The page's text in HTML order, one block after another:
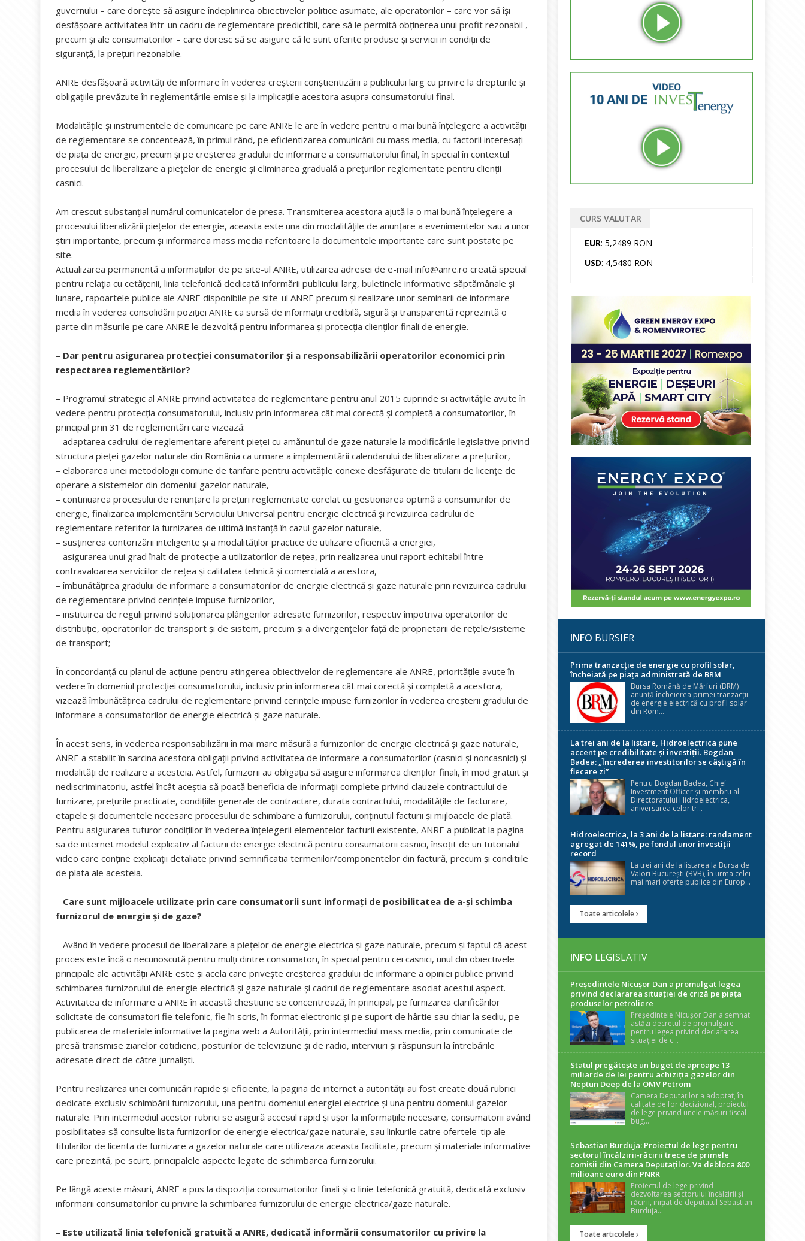
guvernului – care doreşte să asigure îndeplinirea obiectivelor politice asumate, ale operatorilor – care vor să îşi
desfăşoare activitatea într-un cadru de reglementare predictibil, care să le permită obţinerea unui profit rezonabil ,
precum și ale consumatorilor – care doresc să se asigure că le sunt oferite produse şi servicii in condiţii de
siguranţă, la preţuri rezonabile.
ANRE desfăşoară activităţi de informare în vederea creșterii conștientizării a publicului larg cu privire la drepturile și
obligațiile prevăzute în reglementările emise și la implicațiile acestora asupra consumatorului final.
Modalităţile şi instrumentele de comunicare pe care ANRE le are în vedere pentru o mai bună înţelegere a activităţii
de reglementare se concentează, în primul rând, pe eficientizarea comunicării cu mass media, cu factorii interesaţi
de piaţa de energie, precum și pe creşterea gradului de informare a consumatorului final, în special în contextul
procesului de liberalizare a piețelor de energie și eliminarea graduală a preţurilor reglementate pentru clienții
casnici.
Am crescut substanţial numărul comunicatelor de presa. Transmiterea acestora ajută la o mai bună înţelegere a
procesului liberalizării pieţelor de energie, aceasta este una din modalităţile de anunţare a evenimentelor sau a unor
ştiri importante, precum şi informarea mass media referitoare la documentele importante care sunt postate pe
site.
Actualizarea permanentă a informaţiilor de pe site-ul ANRE, utilizarea adresei de e-mail info@anre.ro creată special
pentru relaţia cu cetăţenii, linia telefonică dedicată informării publicului larg, buletinele informative săptămânale şi
lunare, rapoartele publice ale ANRE disponibile pe site-ul ANRE precum şi realizare unor seminarii de informare
media în vederea consolidării poziţiei ANRE ca sursă de informaţii credibilă, sigură şi transparentă reprezintă o
parte din măsurile pe care ANRE le dezvoltă pentru informarea şi protecţia clienţilor finali de energie.
– Dar pentru asigurarea protecţiei consumatorilor şi a responsabilizării operatorilor economici prin
respectarea reglementărilor?
– Programul strategic al ANRE privind activitatea de reglementare pentru anul 2015 cuprinde si activitățile avute în
vedere pentru protecția consumatorului, inclusiv prin informarea cât mai corectă și completă a consumatorilor, în
principal prin 31 de reglementări care vizează:
– adaptarea cadrului de reglementare aferent pieței cu amănuntul de gaze naturale la modificările legislative privind
structura pieței gazelor naturale din România ca urmare a implementării calendarului de liberalizare a prețurilor,
– elaborarea unei metodologii comune de tarifare pentru activitățile conexe desfășurate de titularii de licențe de
operare a sistemelor din domeniul gazelor naturale,
– continuarea procesului de renunțare la prețuri reglementate corelat cu gestionarea optimă a consumurilor de
energie, finalizarea implementării Serviciului Universal pentru energie electrică și revizuirea cadrului de
reglementare referitor la furnizarea de ultimă instanță în cazul gazelor naturale,
– susținerea contorizării inteligente și a modalităților practice de utilizare eficientă a energiei,
– asigurarea unui grad înalt de protecție a utilizatorilor de rețea, prin realizarea unui raport echitabil între
contravaloarea serviciilor de rețea și calitatea tehnică și comercială a acestora,
– îmbunătățirea gradului de informare a consumatorilor de energie electrică și gaze naturale prin revizuirea cadrului
de reglementare privind cerințele impuse furnizorilor,
– instituirea de reguli privind soluționarea plângerilor adresate furnizorilor, respectiv împotriva operatorilor de
distribuție, operatorilor de transport și de sistem, precum și a divergențelor față de proprietarii de rețele/sisteme
de transport;
În concordanță cu planul de acțiune pentru atingerea obiectivelor de reglementare ale ANRE, prioritățile avute în
vedere în domeniul protecției consumatorului, inclusiv prin informarea cât mai corectă și completă a acestora,
vizează îmbunătățirea cadrului de reglementare privind cerințele impuse furnizorilor în vederea creșterii gradului de
informare a consumatorilor de energie electrică și gaze naturale.
În acest sens, în vederea responsabilizării în mai mare măsură a furnizorilor de energie electrică şi gaze naturale,
ANRE a stabilit în sarcina acestora obligaţii privind activitatea de informare a consumatorilor (casnici şi noncasnici) şi
modalităţi de realizare a acesteia. Astfel, furnizorii au obligaţia să asigure informarea clienţilor finali, în mod gratuit şi
nediscriminatoriu, astfel încât aceştia să poată beneficia de informaţii complete privind clauzele contractului de
furnizare, preţurile practicate, condiţiile generale de contractare, durata contractului, modalităţile de facturare,
etapele şi documentele necesare procesului de schimbare a furnizorului, conţinutul facturii şi mijloacele de plată.
Pentru asigurarea tuturor condițiilor în vederea înțelegerii elementelor facturii existente, ANRE a publicat la pagina
sa de internet modelul explicativ al facturii de energie electrică pentru consumatorii casnici, însoțit de un tutorialul
video care conține explicații detaliate privind semnificatia termenilor/componentelor din factură, precum și conditiile
de plata ale acesteia.
– Care sunt mijloacele utilizate prin care consumatorii sunt informați de posibilitatea de a-și schimba
furnizorul de energie și de gaze?
– Având în vedere procesul de liberalizare a pieţelor de energie electrica şi gaze naturale, precum și faptul că acest
proces este încă o necunoscută pentru mulţi dintre consumatori, în special pentru cei casnici, unul din obiectivele
principale ale activității ANRE este și acela care privește creşterea gradului de informare a opiniei publice privind
schimbarea furnizorului de energie electrică și gaze naturale și cadrul de reglementare asociat acestui aspect.
Activitatea de informare a ANRE în această chestiune se concentrează, în principal, pe furnizarea clarificărilor
solicitate de consumatori fie telefonic, fie în scris, în format electronic şi pe suport de hârtie sau chiar la sediu, pe
publicarea de materiale informative la pagina web a Autorităţii, prin intermediul mass media, prin comunicate de
presă transmise ziarelor cotidiene, posturilor de televiziune şi de radio, interviuri şi răspunsuri la întrebările
adresate direct de către jurnalişti.
Pentru realizarea unei comunicări rapide și eficiente, la pagina de internet a autorității au fost create două rubrici
dedicate exclusiv schimbării furnizorului, una pentru domeniul energiei electrice și una pentru domeniul gazelor
naturale. Prin intermediul acestor rubrici se asigură accesul rapid şi uşor la informaţiile necesare, consumatorii având
posibilitatea să consulte lista furnizorilor de energie electrica/gaze naturale, sau linkurile catre ofertele-tip ale
titularilor de licenta de furnizare a gazelor naturale care utilizeaza aceasta facilitate, precum și materiale informative
care prezintă, pe scurt, principalele aspecte legate de schimbarea furnizorului.
Pe lângă aceste măsuri, ANRE a pus la dispoziţia consumatorilor finali și o linie telefonică gratuită, dedicată exclusiv
informarii consumatorilor cu privire la schimbarea furnizorului de energie electrica/gaze naturale.
– Este utilizată linia telefonică gratuită a ANRE, dedicată informării consumatorilor cu privire la
CURS VALUTAR
EUR: 5,2489 RON
USD: 4,5480 RON
INFO BURSIER
Prima tranzacție de energie cu profil solar,
încheiată pe piața administrată de BRM
Bursa Română de Mărfuri (BRM)
anunță încheierea primei tranzacții
de energie electrică cu profil solar
din Rom...
La trei ani de la listare, Hidroelectrica pune
accent pe credibilitate și investiții. Bogdan
Badea: „Încrederea investitorilor se câștigă în
fiecare zi”
Pentru Bogdan Badea, Chief
Investment Officer și membru al
Directoratului Hidroelectrica,
aniversarea celor tr...
Hidroelectrica, la 3 ani de la listare: randament
agregat de 141%, pe fondul unor investiții
record
La trei ani de la listarea la Bursa de
Valori București (BVB), în urma celei
mai mari oferte publice din Europ...
Toate articolele
INFO LEGISLATIV
Președintele Nicuşor Dan a promulgat legea
privind declararea situaţiei de criză pe piaţa
produselor petroliere
Președintele Nicușor Dan a semnat
astăzi decretul de promulgare
pentru legea privind declararea
situației de c...
Statul pregătește un buget de aproape 13
miliarde de lei pentru achiziția gazelor din
Neptun Deep de la OMV Petrom
Camera Deputaților a adoptat, în
calitate de for decizional, proiectul
de lege privind unele măsuri fiscal-
bug...
Sebastian Burduja: Proiectul de lege pentru
sectorul încălzirii-răcirii trece de primele
comisii din Camera Deputaților. Va debloca 800
milioane euro din PNRR
Proiectul de lege privind
dezvoltarea sectorului încălzirii și
răcirii, inițiat de deputatul Sebastian
Burduja...
Toate articolele